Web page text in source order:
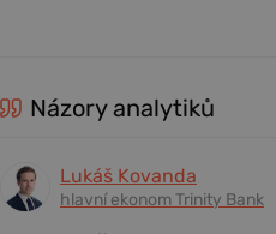
Názory analytiků
Lukáš Kovanda
hlavní ekonom Trinity Bank